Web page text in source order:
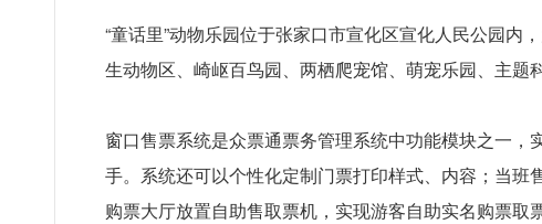
“童话里”动物乐园位于张家口市宣化区宣化人民公园
生动物区、崎岖百鸟园、两栖爬宠馆、萌宠乐园、主题
窗口售票系统是众票通票务管理系统中功能模块之一
手。系统还可以个性化定制门票打印样式、内容；当班
购票大厅放置自助售取票机，实现游客自助实名购票取